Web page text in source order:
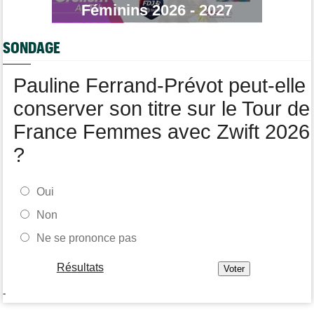
pour 1 an
Felix Gall remporte la 3e étape et prend les commandes du
général
Féminins 2026 - 2027
SONDAGE
Pauline Ferrand-Prévot peut-elle
conserver son titre sur le Tour de
France Femmes avec Zwift 2026
?
Oui
Non
Ne se prononce pas
Résultats
-